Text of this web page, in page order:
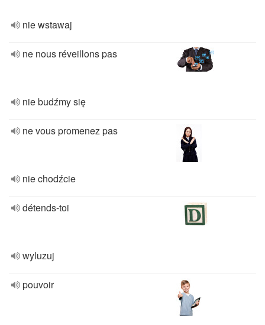
nie wstawaj
ne nous réveillons pas
nie budźmy się
ne vous promenez pas
nie chodźcie
détends-toi
wyluzuj
pouvoir